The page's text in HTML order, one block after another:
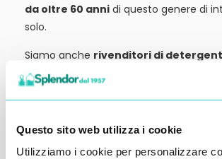
Questo sito web utilizza i cookie
Utilizziamo i cookie per personalizzare
da oltre 60 anni di questo genere di
solo.
Siamo anche rivenditori di
ed attrezzature:
tutto ciò che
potete trovarlo in vendita presso la
richiedere qualche informazione.
Ci vediamo al prossimo articolo.